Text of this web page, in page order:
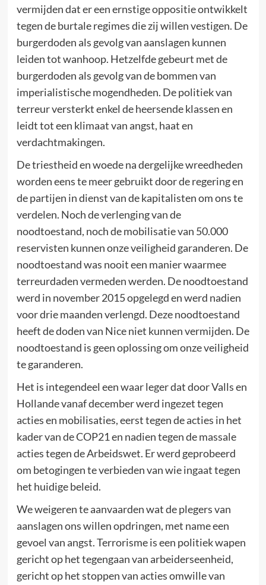
vermijden dat er een ernstige oppositie ontwikkelt
tegen de burtale regimes die zij willen vestigen. De
burgerdoden als gevolg van aanslagen kunnen
leiden tot wanhoop. Hetzelfde gebeurt met de
burgerdoden als gevolg van de bommen van
imperialistische mogendheden. De politiek van
terreur versterkt enkel de heersende klassen en
leidt tot een klimaat van angst, haat en
verdachtmakingen.
De triestheid en woede na dergelijke wreedheden
worden eens te meer gebruikt door de regering en
de partijen in dienst van de kapitalisten om ons te
verdelen. Noch de verlenging van de
noodtoestand, noch de mobilisatie van 50.000
reservisten kunnen onze veiligheid garanderen. De
noodtoestand was nooit een manier waarmee
terreurdaden vermeden werden. De noodtoestand
werd in november 2015 opgelegd en werd nadien
voor drie maanden verlengd. Deze noodtoestand
heeft de doden van Nice niet kunnen vermijden. De
noodtoestand is geen oplossing om onze veiligheid
te garanderen.
Het is integendeel een waar leger dat door Valls en
Hollande vanaf december werd ingezet tegen
acties en mobilisaties, eerst tegen de acties in het
kader van de COP21 en nadien tegen de massale
acties tegen de Arbeidswet. Er werd geprobeerd
om betogingen te verbieden van wie ingaat tegen
het huidige beleid.
We weigeren te aanvaarden wat de plegers van
aanslagen ons willen opdringen, met name een
gevoel van angst. Terrorisme is een politiek wapen
gericht op het tegengaan van arbeiderseenheid,
gericht op het stoppen van acties omwille van